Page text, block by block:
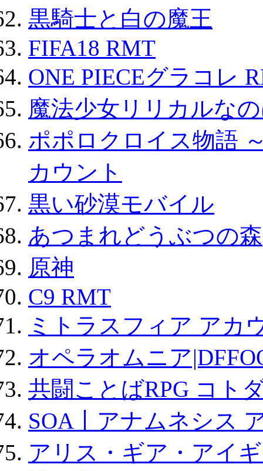
黒騎士と白の魔王
FIFA18 RMT
ONE PIECEグラコレ
魔法少女リリカルな
ポポロクロイス物語
カウント
黒い砂漠モバイル
あつまれどうぶつの森
原神
C9 RMT
ミトラスフィア アカ
オペラオムニア
共闘ことばRPG コト
SOA丨アナムネシス
アリス・ギア・アイ